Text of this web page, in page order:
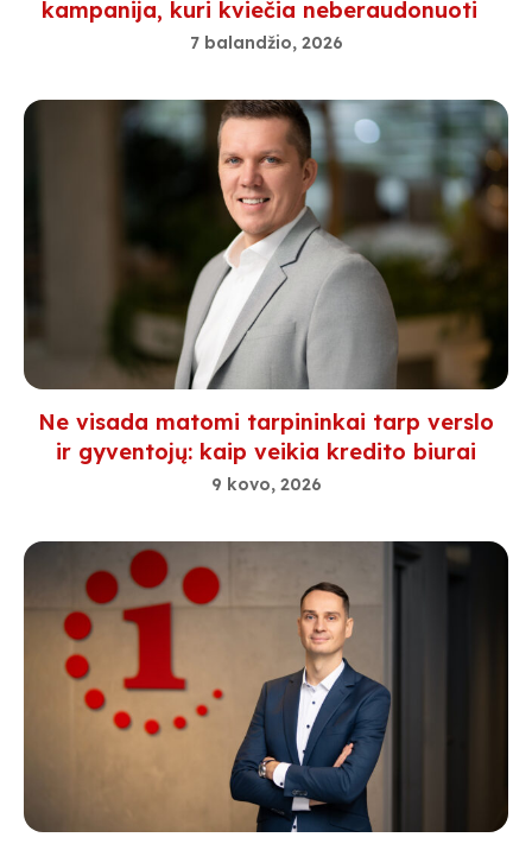
kampanija, kuri kviečia neberaudonuoti
7 balandžio, 2026
Ne visada matomi tarpininkai tarp verslo
ir gyventojų: kaip veikia kredito biurai
9 kovo, 2026